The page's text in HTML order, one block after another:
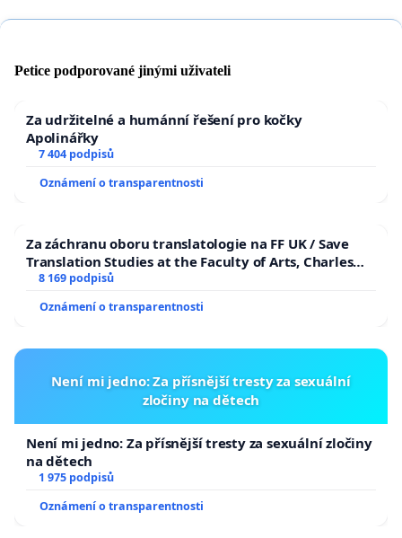
Petice podporované jinými uživateli
Za udržitelné a humánní řešení pro kočky
Apolinářky
7 404 podpisů
Oznámení o transparentnosti
Za záchranu oboru translatologie na FF UK / Save
Translation Studies at the Faculty of Arts, Charles
University
8 169 podpisů
Oznámení o transparentnosti
Není mi jedno: Za přísnější tresty za sexuální
zločiny na dětech
Není mi jedno: Za přísnější tresty za sexuální zločiny
na dětech
1 975 podpisů
Oznámení o transparentnosti